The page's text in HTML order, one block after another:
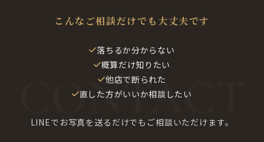
こんなご相談だけでも大丈夫です
落ちるか分からない
概算だけ知りたい
他店で断られた
直した方がいいか相談したい
LINEでお写真を送るだけでもご相談いただけます。